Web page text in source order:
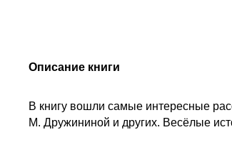
Описание книги
В книгу вошли самые интересные
М. Дружининой и других. Весёлые